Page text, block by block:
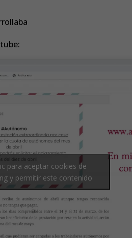
para aceptar cookies de
y permitir este contenido